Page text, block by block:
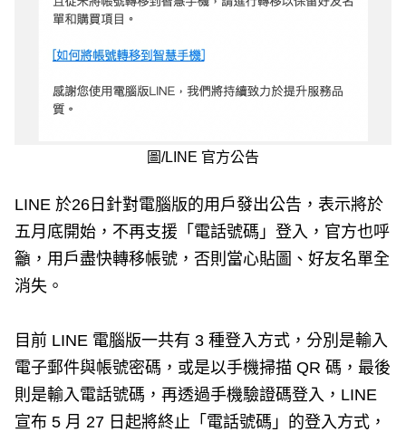
圖/LINE 官方公告
LINE 於26日針對電腦版的用戶發出公告，表示將於
五月底開始，不再支援「電話號碼」登入，官方也呼
籲，用戶盡快轉移帳號，否則當心貼圖、好友名單全
消失。
目前 LINE 電腦版一共有 3 種登入方式，分別是輸入
電子郵件與帳號密碼，或是以手機掃描 QR 碼，最後
則是輸入電話號碼，再透過手機驗證碼登入，LINE
宣布 5 月 27 日起將終止「電話號碼」的登入方式，